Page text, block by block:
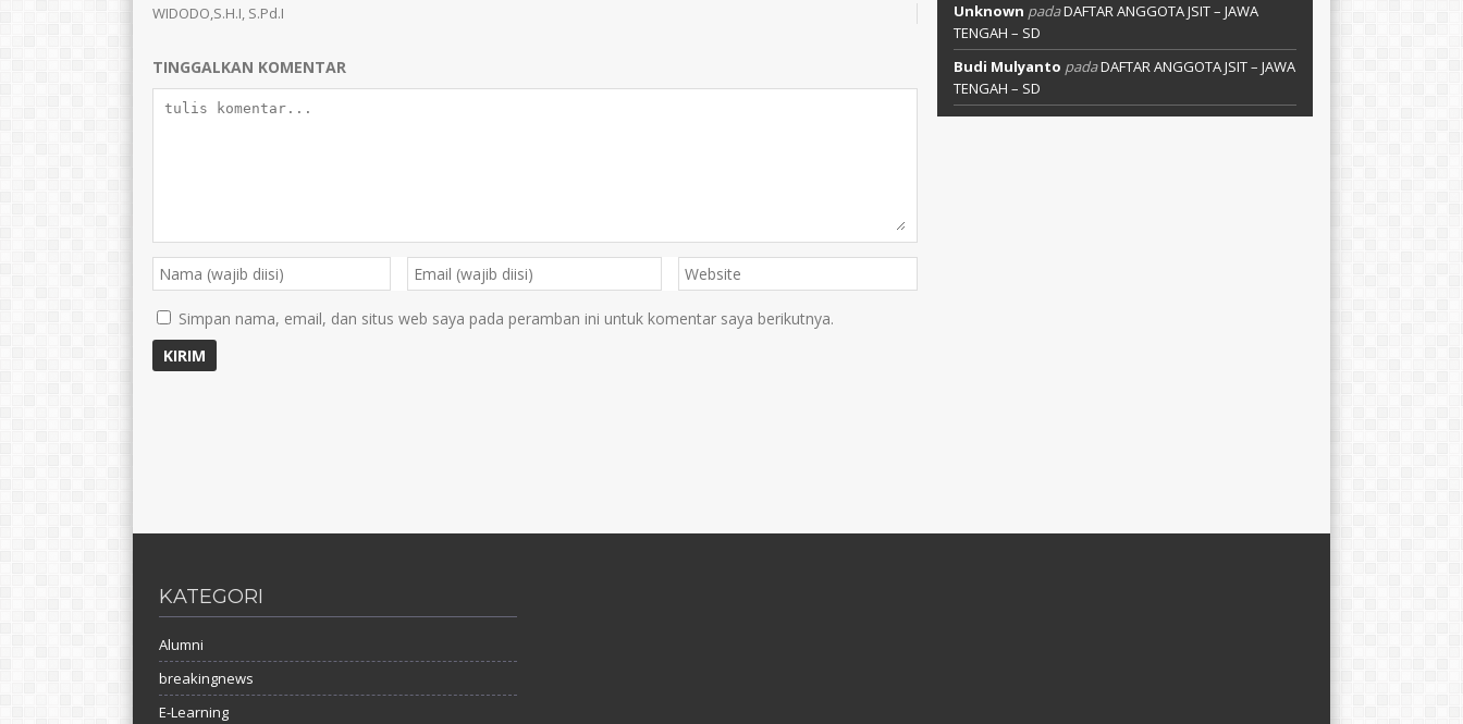
WIDODO,S.H.I, S.Pd.I
TINGGALKAN KOMENTAR
Simpan nama, email, dan situs web saya pada peramban ini untuk komentar saya berikutnya.
Unknown padaDAFTAR ANGGOTA JSIT – JAWA
TENGAH – SD
Budi Mulyanto padaDAFTAR ANGGOTA JSIT – JAWA
TENGAH – SD
KATEGORI
Alumni
breakingnews
E-Learning